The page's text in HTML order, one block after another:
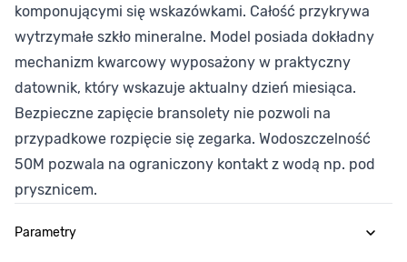
komponującymi się wskazówkami. Całość przykrywa
wytrzymałe szkło mineralne. Model posiada dokładny
mechanizm kwarcowy wyposażony w praktyczny
datownik, który wskazuje aktualny dzień miesiąca.
Bezpieczne zapięcie bransolety nie pozwoli na
przypadkowe rozpięcie się zegarka. Wodoszczelność
50M pozwala na ograniczony kontakt z wodą np. pod
prysznicem.
Parametry